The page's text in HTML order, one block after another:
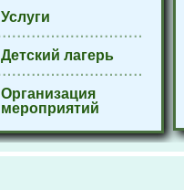
Услуги
Детский лагерь
Организация
мероприятий